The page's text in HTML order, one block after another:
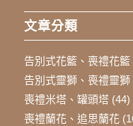
文章分類
告別式花籃、喪禮花籃
告別式靈獅、喪禮靈獅
喪禮米塔、罐頭塔(44)
喪禮蘭花、追思蘭花